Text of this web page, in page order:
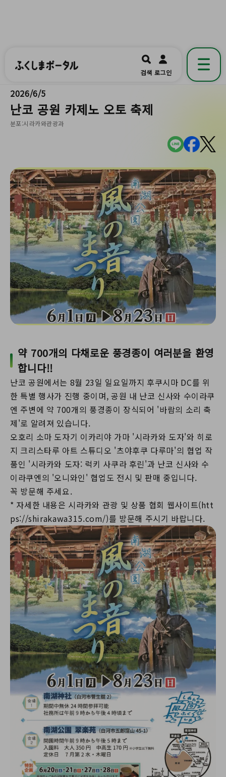
福島県公式の地域情報ポータルアプリ
開く
검색 로그인
2026/6/5
난코 공원 카제노 오토 축제
분포:시라카와관광과
약 700개의 다채로운 풍경종이 여러분을 환영
합니다!!
난코 공원에서는 8월 23일 일요일까지 후쿠시마 DC를 위
한 특별 행사가 진행 중이며, 공원 내 난코 신사와 수이라쿠
엔 주변에 약 700개의 풍경종이 장식되어 '바람의 소리 축
제'로 알려져 있습니다.
오호리 소마 도자기 이카리야 가마 '시라카와 도자'와 히로
지 크리스타루 아트 스튜디오 '츠야후쿠 다루마'의 협업 작
품인 '시라카와 도자: 럭키 사쿠라 후린'과 난코 신사와 수
이라쿠엔의 '오니와인' 협업도 전시 및 판매 중입니다.
꼭 방문해 주세요.
* 자세한 내용은 시라카와 관광 및 상품 협회 웹사이트(htt
ps://shirakawa315.com/)를 방문해 주시기 바랍니다.